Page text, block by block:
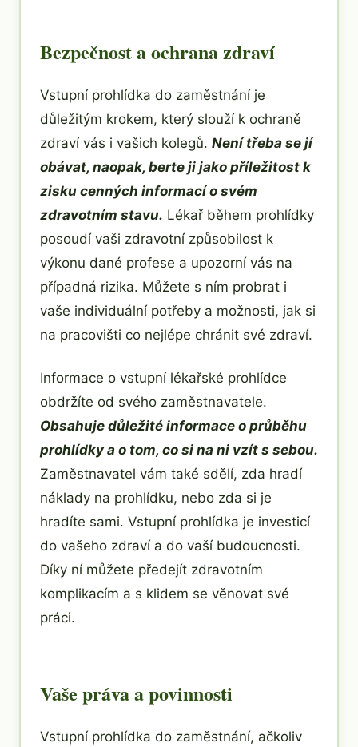
Bezpečnost a ochrana zdraví
Vstupní prohlídka do zaměstnání je
důležitým krokem, který slouží k ochraně
zdraví vás i vašich kolegů. Není třeba se jí
obávat, naopak, berte ji jako příležitost k
zisku cenných informací o svém
zdravotním stavu. Lékař během prohlídky
posoudí vaši zdravotní způsobilost k
výkonu dané profese a upozorní vás na
případná rizika. Můžete s ním probrat i
vaše individuální potřeby a možnosti, jak si
na pracovišti co nejlépe chránit své zdraví.
Informace o vstupní lékařské prohlídce
obdržíte od svého zaměstnavatele.
Obsahuje důležité informace o průběhu
prohlídky a o tom, co si na ni vzít s sebou.
Zaměstnavatel vám také sdělí, zda hradí
náklady na prohlídku, nebo zda si je
hradíte sami. Vstupní prohlídka je investicí
do vašeho zdraví a do vaší budoucnosti.
Díky ní můžete předejít zdravotním
komplikacím a s klidem se věnovat své
práci.
Vaše práva a povinnosti
Vstupní prohlídka do zaměstnání, ačkoliv